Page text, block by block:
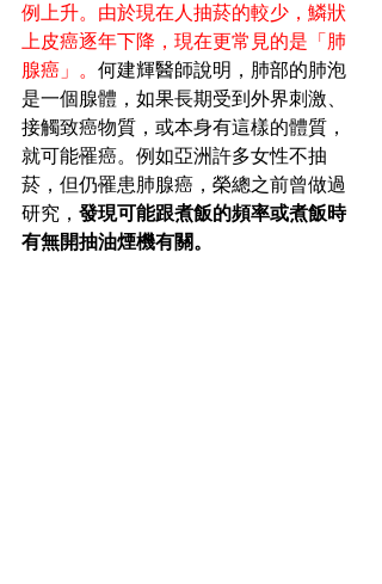
例上升。由於現在人抽菸的較少，鱗狀
上皮癌逐年下降，現在更常見的是「肺
腺癌」。 何建輝醫師說明，肺部的肺泡
是一個腺體，如果長期受到外界刺激、
接觸致癌物質，或本身有這樣的體質，
就可能罹癌。例如亞洲許多女性不抽
菸，但仍罹患肺腺癌，榮總之前曾做過
研究， 發現可能跟煮飯的頻率或煮飯時
有無開抽油煙機有關。